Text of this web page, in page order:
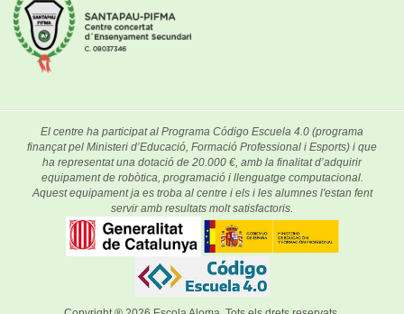
El centre ha participat al Programa Código Escuela 4.0 (programa
finançat pel Ministeri d’Educació, Formació Professional i Esports) i que
ha representat una dotació de 20.000 €, amb la finalitat d’adquirir
equipament de robòtica, programació i llenguatge computacional.
Aquest equipament ja es troba al centre i els i les alumnes l'estan fent
servir amb resultats molt satisfactoris.